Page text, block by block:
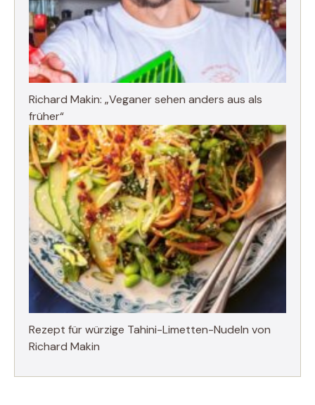
Richard Makin: „Veganer sehen anders aus als
früher“
Rezept für würzige Tahini-Limetten-Nudeln von
Richard Makin